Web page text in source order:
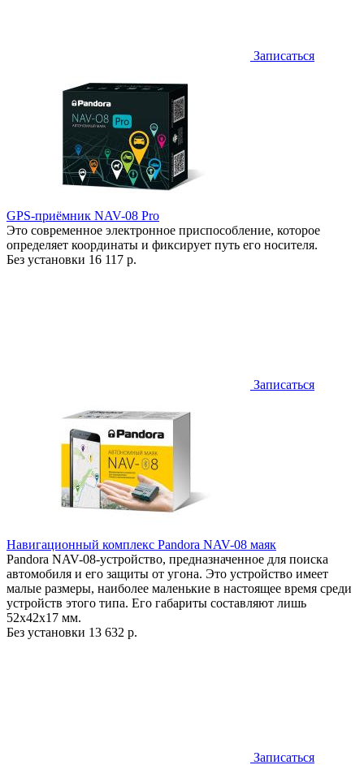
Записаться
GPS-приёмник NAV-08 Pro
Это современное электронное приспособление, которое
определяет координаты и фиксирует путь его носителя.
Без установки 16 117 р.
Записаться
Навигационный комплекс Pandora NAV-08 маяк
Pandora NAV-08-устройство, предназначенное для поиска
автомобиля и его защиты от угона. Это устройство имеет
малые размеры, наиболее маленькие в настоящее время среди
устройств этого типа. Его габариты составляют лишь
52х42х17 мм.
Без установки 13 632 р.
Записаться